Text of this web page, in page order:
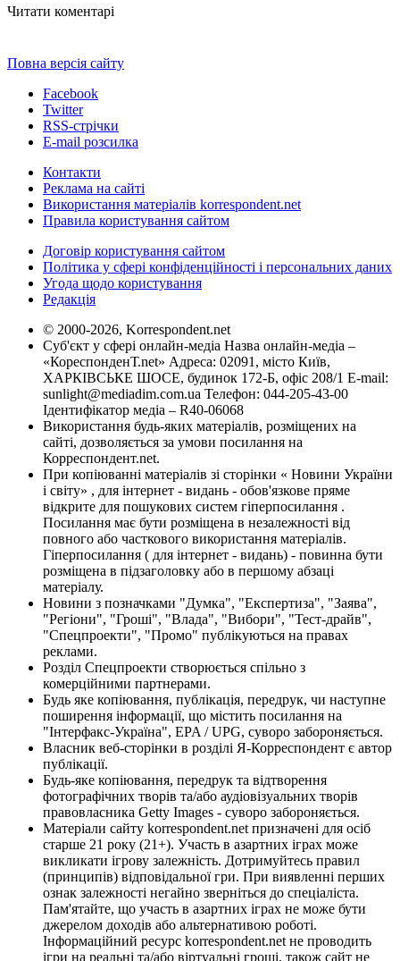
Читати коментарі
Повна версія сайту
Facebook
Twitter
RSS-стрічки
E-mail розсилка
Контакти
Реклама на сайті
Використання матеріалів korrespondent.net
Правила користування сайтом
Договір користування сайтом
Політика у сфері конфіденційності і персональних даних
Угода щодо користування
Редакція
© 2000-2026, Korrespondent.net
Суб'єкт у сфері онлайн-медіа Назва онлайн-медіа –
«КореспонденТ.net» Адреса: 02091, місто Київ,
ХАРКІВСЬКЕ ШОСЕ, будинок 172-Б, офіс 208/1 E-mail:
sunlight@mediadim.com.ua Телефон: 044-205-43-00
Ідентифікатор медіа – R40-06068
Використання будь-яких матеріалів, розміщених на
сайті, дозволяється за умови посилання на
Корреспондент.net.
При копіюванні матеріалів зі сторінки « Новини України
і світу» , для інтернет - видань - обов'язкове пряме
відкрите для пошукових систем гіперпосилання .
Посилання має бути розміщена в незалежності від
повного або часткового використання матеріалів.
Гіперпосилання ( для інтернет - видань) - повинна бути
розміщена в підзаголовку або в першому абзаці
матеріалу.
Новини з позначками "Думка", "Експертиза", "Заява",
"Регіони", "Гроші", "Влада", "Вибори", "Тест-драйв",
"Спецпроекти", "Промо" публікуються на правах
реклами.
Розділ Спецпроекти створюється спільно з
комерційними партнерами.
Будь яке копіювання, публікація, передрук, чи наступне
поширення інформації, що містить посилання на
"Інтерфакс-Україна", EPA / UPG, суворо забороняється.
Власник веб-сторінки в розділі Я-Корреспондент є автор
публікації.
Будь-яке копіювання, передрук та відтворення
фотографічних творів та/або аудіовізуальних творів
правовласника Getty Images - суворо забороняється.
Матеріали сайту korrespondent.net призначені для осіб
старше 21 року (21+). Участь в азартних іграх може
викликати ігрову залежність. Дотримуйтесь правил
(принципів) відповідальної гри. При виявленні перших
ознак залежності негайно зверніться до спеціаліста.
Пам'ятайте, що участь в азартних іграх не може бути
джерелом доходів або альтернативою роботі.
Інформаційний ресурс korrespondent.net не проводить
ігри на реальні та/або віртуальні гроші, також сайт не